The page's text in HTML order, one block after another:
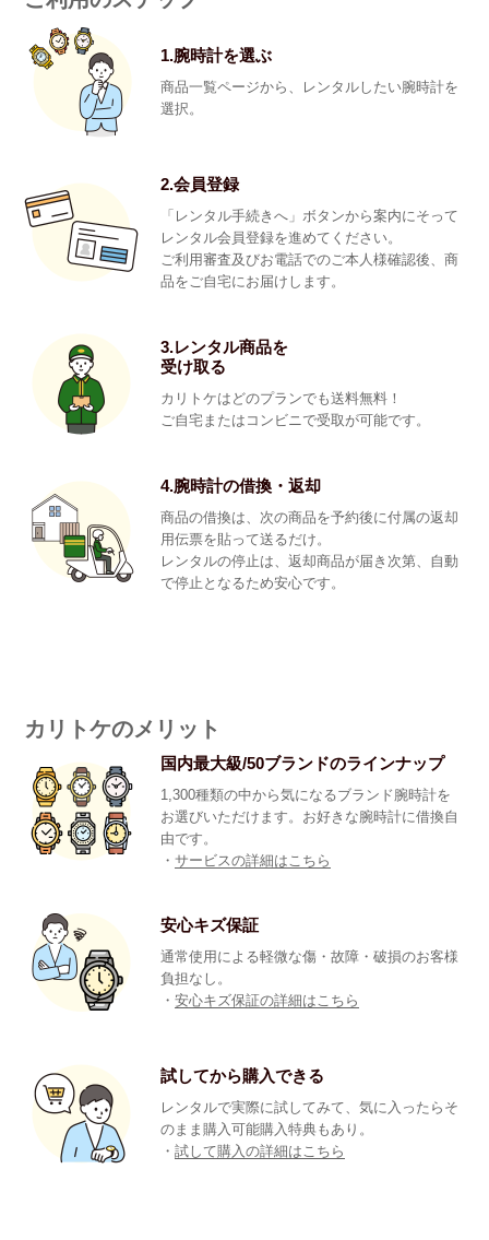
1.腕時計を選ぶ
商品一覧ページから、レンタルしたい腕時計を
選択。
2.会員登録
「レンタル手続きへ」ボタンから案内にそって
レンタル会員登録を進めてください。
ご利用審査及びお電話でのご本人様確認後、商
品をご自宅にお届けします。
3.レンタル商品を
受け取る
カリトケはどのプランでも送料無料！
ご自宅またはコンビニで受取が可能です。
4.腕時計の借換・返却
商品の借換は、次の商品を予約後に付属の返却
用伝票を貼って送るだけ。
レンタルの停止は、返却商品が届き次第、自動
で停止となるため安心です。
カリトケのメリット
国内最大級/50ブランドのラインナップ
1,300種類の中から気になるブランド腕時計を
お選びいただけます。お好きな腕時計に借換自
由です。
・サービスの詳細はこちら
安心キズ保証
通常使用による軽微な傷・故障・破損のお客様
負担なし。
・安心キズ保証の詳細はこちら
試してから購入できる
レンタルで実際に試してみて、気に入ったらそ
のまま購入可能購入特典もあり。
・試して購入の詳細はこちら